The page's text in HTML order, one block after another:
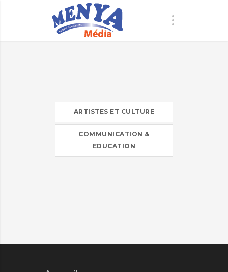
ARTISTES ET CULTURE
COMMUNICATION &
EDUCATION